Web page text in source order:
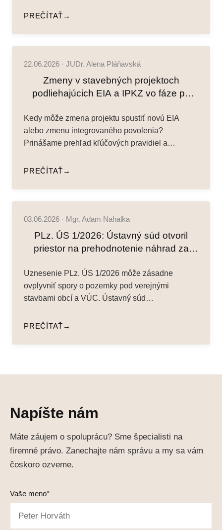
PREČÍTAŤ
22.06.2026 · JUDr. Alena Pláňavská
Zmeny v stavebných projektoch
podliehajúcich EIA a IPKZ vo fáze po
procesné a povoľovacie dôsledky novej
legislatívy
Kedy môže zmena projektu spustiť novú EIA
alebo zmenu integrovaného povolenia?
Prinášame prehľad kľúčových pravidiel a
PREČÍTAŤ
03.06.2026 · Mgr. Adam Nahalka
PLz. ÚS 1/2026: Ústavný súd otvoril
priestor na prehodnotenie náhrad za
Uznesenie PLz. ÚS 1/2026 môže zásadne
ovplyvniť spory o pozemky pod verejnými
stavbami obcí a VÚC. Ústavný súd…
PREČÍTAŤ
Napíšte nám
Máte záujem o spoluprácu? Sme špecialisti na
firemné právo. Zanechajte nám správu a my sa vám
čoskoro ozveme.
Vaše meno*